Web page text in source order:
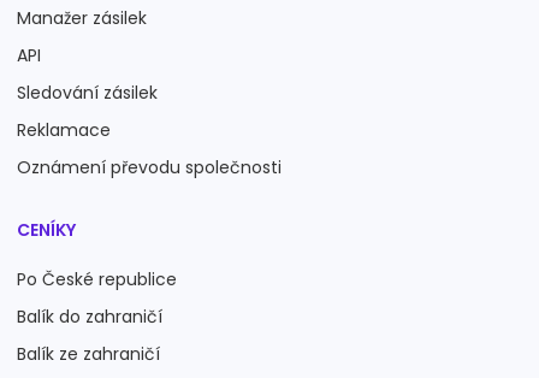
Manažer zásilek
API
Sledování zásilek
Reklamace
Oznámení převodu společnosti
CENÍKY
Po České republice
Balík do zahraničí
Balík ze zahraničí